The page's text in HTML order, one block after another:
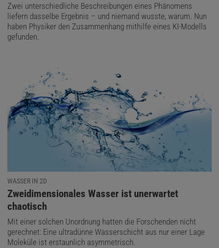
Zwei unterschiedliche Beschreibungen eines Phänomens
liefern dasselbe Ergebnis – und niemand wusste, warum. Nun
haben Physiker den Zusammenhang mithilfe eines KI-Modells
gefunden.
WASSER IN 2D
:
Zweidimensionales Wasser ist unerwartet
chaotisch
Mit einer solchen Unordnung hatten die Forschenden nicht
gerechnet: Eine ultradünne Wasserschicht aus nur einer Lage
Moleküle ist erstaunlich asymmetrisch.